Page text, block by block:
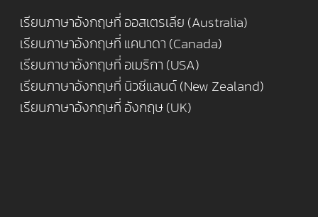
เรียนภาษาอังกฤษที่ ออสเตรเลีย (Australia)
เรียนภาษาอังกฤษที่ แคนาดา (Canada)
เรียนภาษาอังกฤษที่ อเมริกา (USA)
เรียนภาษาอังกฤษที่ นิวซีแลนด์ (New Zealand)
เรียนภาษาอังกฤษที่ อังกฤษ (UK)